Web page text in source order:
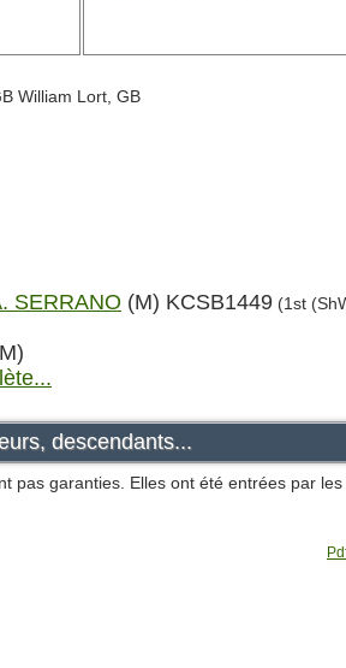
William Lort, GB
SERRANO (M) KCSB1449 (1st
descendants...
pas garanties. Elles ont été entrées par